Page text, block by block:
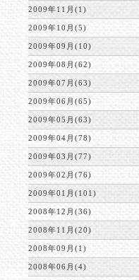
2009年11月(1)
2009年10月(5)
2009年09月(10)
2009年08月(62)
2009年07月(63)
2009年06月(65)
2009年05月(63)
2009年04月(78)
2009年03月(77)
2009年02月(76)
2009年01月(101)
2008年12月(36)
2008年11月(20)
2008年09月(1)
2008年06月(4)